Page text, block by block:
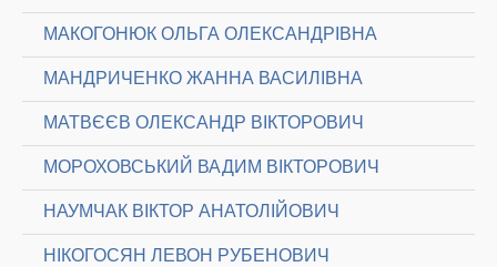
МАКОГОНЮК ОЛЬГА ОЛЕКСАНДРІВНА
МАНДРИЧЕНКО ЖАННА ВАСИЛІВНА
МАТВЄЄВ ОЛЕКСАНДР ВІКТОРОВИЧ
МОРОХОВСЬКИЙ ВАДИМ ВІКТОРОВИЧ
НАУМЧАК ВІКТОР АНАТОЛІЙОВИЧ
НІКОГОСЯН ЛЕВОН РУБЕНОВИЧ